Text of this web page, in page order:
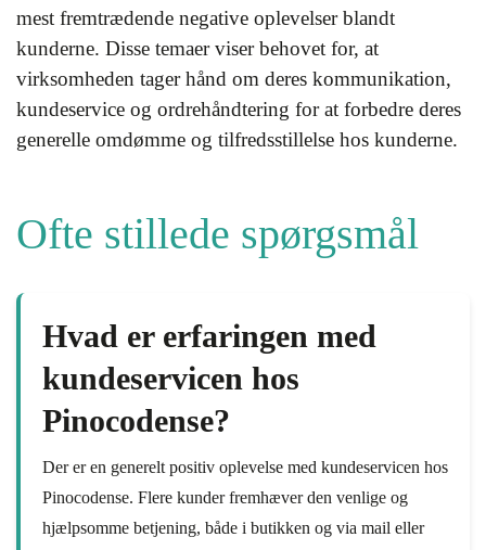
mest fremtrædende negative oplevelser blandt
kunderne. Disse temaer viser behovet for, at
virksomheden tager hånd om deres kommunikation,
kundeservice og ordrehåndtering for at forbedre deres
generelle omdømme og tilfredsstillelse hos kunderne.
Ofte stillede spørgsmål
Hvad er erfaringen med
kundeservicen hos
Pinocodense?
Der er en generelt positiv oplevelse med kundeservicen hos
Pinocodense. Flere kunder fremhæver den venlige og
hjælpsomme betjening, både i butikken og via mail eller